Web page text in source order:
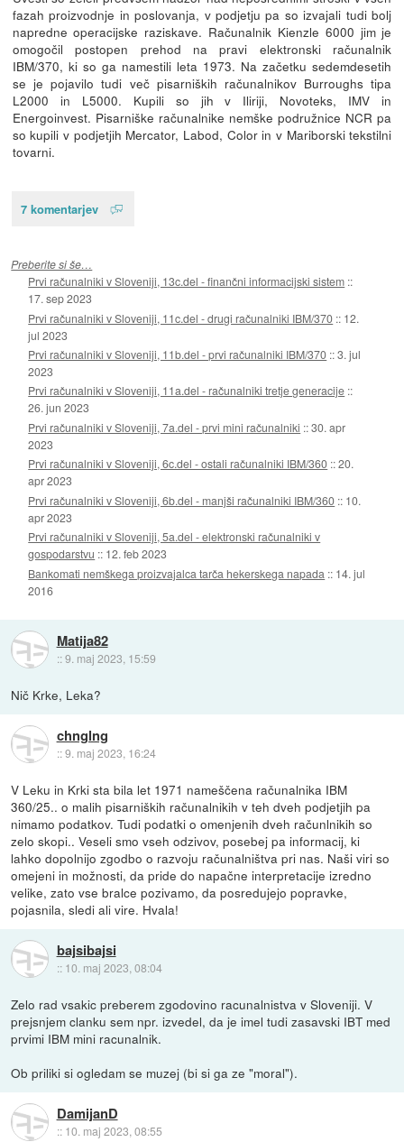
fazah proizvodnje in poslovanja, v podjetju pa so izvajali tudi bolj
napredne operacijske raziskave. Računalnik Kienzle 6000 jim je
omogočil postopen prehod na pravi elektronski računalnik
IBM/370, ki so ga namestili leta 1973. Na začetku sedemdesetih
se je pojavilo tudi več pisarniških računalnikov Burroughs tipa
L2000 in L5000. Kupili so jih v Iliriji, Novoteks, IMV in
Energoinvest. Pisarniške računalnike nemške podružnice NCR pa
so kupili v podjetjih Mercator, Labod, Color in v Mariborski tekstilni
tovarni.
7 komentarjev
Preberite si še…
Prvi računalniki v Sloveniji, 13c.del - finančni informacijski sistem ::
17. sep 2023
Prvi računalniki v Sloveniji, 11c.del - drugi računalniki IBM/370 :: 12.
jul 2023
Prvi računalniki v Sloveniji, 11b.del - prvi računalniki IBM/370 ::3. jul
2023
Prvi računalniki v Sloveniji, 11a.del - računalniki tretje generacije ::
26. jun 2023
Prvi računalniki v Sloveniji, 7a.del - prvi mini računalniki ::30. apr
2023
Prvi računalniki v Sloveniji, 6c.del - ostali računalniki IBM/360 ::20.
apr 2023
Prvi računalniki v Sloveniji, 6b.del - manjši računalniki IBM/360 :: 10.
apr 2023
Prvi računalniki v Sloveniji, 5a.del - elektronski računalniki v
gospodarstvu :: 12. feb 2023
Bankomati nemškega proizvajalca tarča hekerskega napada :: 14. jul
2016
Matija82
::9. maj 2023, 15:59
Nič Krke, Leka?
chnglng
::9. maj 2023, 16:24
V Leku in Krki sta bila let 1971 nameščena računalnika IBM
360/25.. o malih pisarniških računalnikih v teh dveh podjetjih pa
nimamo podatkov. Tudi podatki o omenjenih dveh računlnikih so
zelo skopi.. Veseli smo vseh odzivov, posebej pa informacij, ki
lahko dopolnijo zgodbo o razvoju računalništva pri nas. Naši viri so
omejeni in možnosti, da pride do napačne interpretacije izredno
velike, zato vse bralce pozivamo, da posredujejo popravke,
pojasnila, sledi ali vire. Hvala!
bajsibajsi
:: 10. maj 2023, 08:04
Zelo rad vsakic preberem zgodovino racunalnistva v Sloveniji. V
prejsnjem clanku sem npr. izvedel, da je imel tudi zasavski IBT med
prvimi IBM mini racunalnik.
Ob priliki si ogledam se muzej (bi si ga ze "moral").
DamijanD
:: 10. maj 2023, 08:55